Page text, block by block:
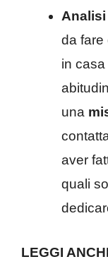
da fare
in
una
aver
quali
LEGGI